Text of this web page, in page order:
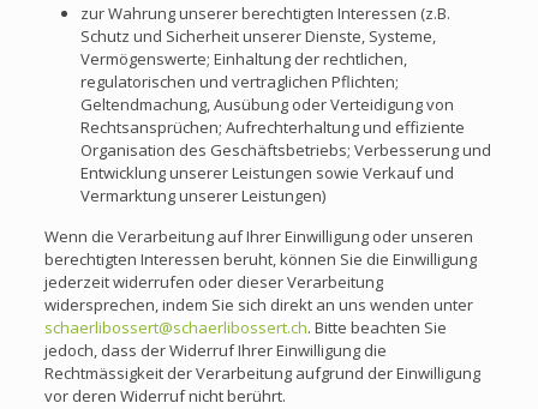
zur Wahrung unserer berechtigten Interessen (z.B.
Schutz und Sicherheit unserer Dienste, Systeme,
Vermögenswerte; Einhaltung der rechtlichen,
regulatorischen und vertraglichen Pflichten;
Geltendmachung, Ausübung oder Verteidigung von
Rechtsansprüchen; Aufrechterhaltung und effiziente
Organisation des Geschäftsbetriebs; Verbesserung und
Entwicklung unserer Leistungen sowie Verkauf und
Vermarktung unserer Leistungen)
Wenn die Verarbeitung auf Ihrer Einwilligung oder unseren
berechtigten Interessen beruht, können Sie die Einwilligung
jederzeit widerrufen oder dieser Verarbeitung
widersprechen, indem Sie sich direkt an uns wenden unter
schaerlibossert@schaerlibossert.ch. Bitte beachten Sie
jedoch, dass der Widerruf Ihrer Einwilligung die
Rechtmässigkeit der Verarbeitung aufgrund der Einwilligung
vor deren Widerruf nicht berührt.